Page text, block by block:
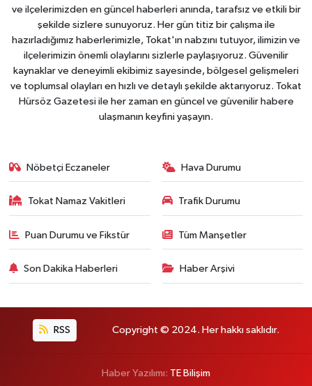
ve ilçelerimizden en güncel haberleri anında, tarafsız ve etkili bir
şekilde sizlere sunuyoruz. Her gün titiz bir çalışma ile
hazırladığımız haberlerimizle, Tokat'ın nabzını tutuyor, ilimizin ve
ilçelerimizin önemli olaylarını sizlerle paylaşıyoruz. Güvenilir
kaynaklar ve deneyimli ekibimiz sayesinde, bölgesel gelişmeleri
ve toplumsal olayları en hızlı ve detaylı şekilde aktarıyoruz. Tokat
Hürsöz Gazetesi ile her zaman en güncel ve güvenilir habere
ulaşmanın keyfini yaşayın.
Nöbetçi Eczaneler Hava Durumu
Tokat Namaz Vakitleri Trafik Durumu
Puan Durumu ve Fikstür Tüm Manşetler
Son Dakika Haberleri Haber Arşivi
RSS Copyright © 2024. Her hakkı saklıdır.
Haber Yazılımı: TE Bilişim